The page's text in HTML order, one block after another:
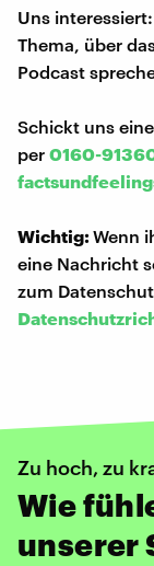
Uns
Thema, über
Podcast
Schickt uns
per 0160-
Wichtig:Wenn
eine Nachricht
zum
Zu hoch, zu
Wie
unserer